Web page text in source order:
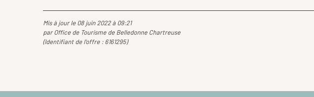
Mis à jour le 08 juin 2022 à 09:21
par Office de Tourisme de Belledonne Chartreuse
(Identifiant de l'offre : 6161295)